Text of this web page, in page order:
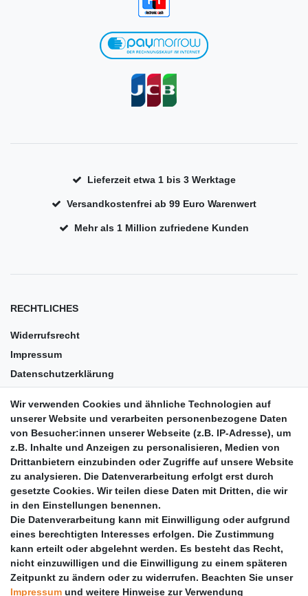
Lieferzeit etwa 1 bis 3 Werktage
Versandkostenfrei ab 99 Euro Warenwert
Mehr als 1 Million zufriedene Kunden
RECHTLICHES
Widerrufsrecht
Impressum
Datenschutzerklärung
Barrierefreiheit
Anleitungen
Vertrag widerrufen
PARTNER
DHL
GLS
PaketPLUS
Wir verwenden Cookies und ähnliche Technologien auf
unserer Website und verarbeiten personenbezogene Daten
von Besucher:innen unserer Webseite (z.B. IP-Adresse), um
z.B. Inhalte und Anzeigen zu personalisieren, Medien von
Drittanbietern einzubinden oder Zugriffe auf unsere Website
zu analysieren. Die Datenverarbeitung erfolgt erst durch
gesetzte Cookies. Wir teilen diese Daten mit Dritten, die wir
in den Einstellungen benennen.
Die Datenverarbeitung kann mit Einwilligung oder aufgrund
eines berechtigten Interesses erfolgen. Die Zustimmung
kann erteilt oder abgelehnt werden. Es besteht das Recht,
nicht einzuwilligen und die Einwilligung zu einem späteren
Zeitpunkt zu ändern oder zu widerrufen. Beachten Sie unser
Impressum und weitere Hinweise zur Verwendung